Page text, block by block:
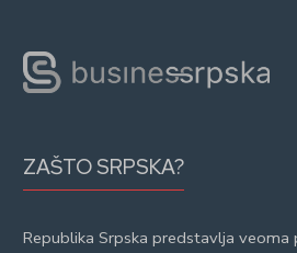
ZAŠTO SRPSKA?
Republika Srpska predstavlja